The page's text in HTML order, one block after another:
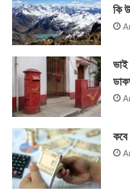
কি
ভাই
কবে